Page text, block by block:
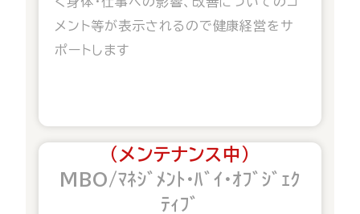
メント等が表示されるので健康経営をサ
ポートします
（メンテナンス中）
MBO/ﾏﾈｼﾞﾒﾝﾄ･ﾊﾞｲ･ｵﾌﾞｼﾞｪｸ
ﾃｨﾌﾞ